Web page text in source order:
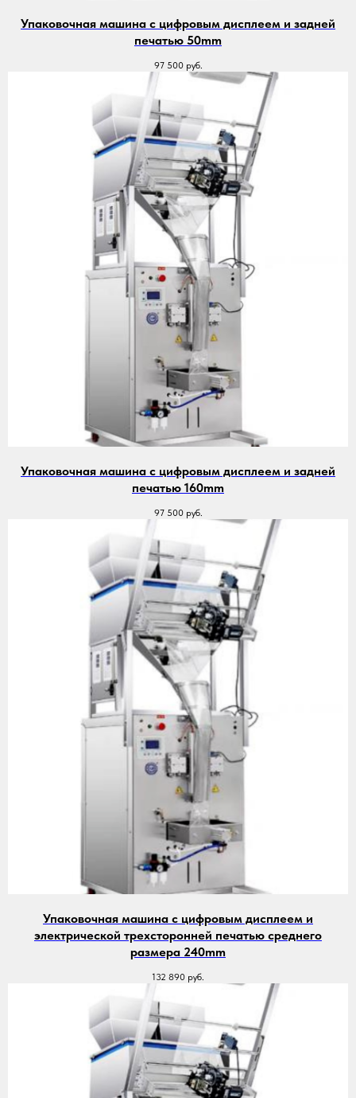
Упаковочная машина с цифровым дисплеем и задней
печатью 50mm
97 500 руб.
Упаковочная машина с цифровым дисплеем и задней
печатью 160mm
97 500 руб.
Упаковочная машина с цифровым дисплеем и
электрической трехсторонней печатью среднего
размера 240mm
132 890 руб.